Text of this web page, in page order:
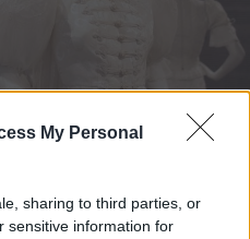
My Personal
sharing to third parties, or
sensitive information for